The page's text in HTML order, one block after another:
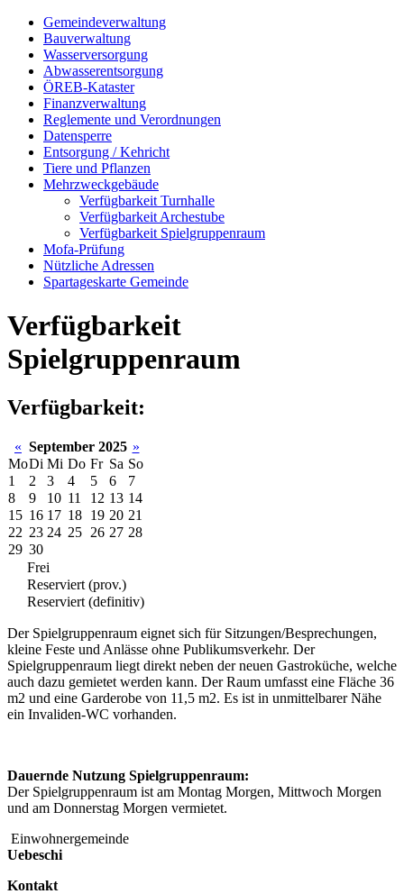
Gemeindeverwaltung
Bauverwaltung
Wasserversorgung
Abwasserentsorgung
ÖREB-Kataster
Finanzverwaltung
Reglemente und Verordnungen
Datensperre
Entsorgung / Kehricht
Tiere und Pflanzen
Mehrzweckgebäude
Verfügbarkeit Turnhalle
Verfügbarkeit Archestube
Verfügbarkeit Spielgruppenraum
Mofa-Prüfung
Nützliche Adressen
Spartageskarte Gemeinde
Verfügbarkeit
Spielgruppenraum
Verfügbarkeit:
« September 2025 »
MoDi Mi Do Fr Sa So
1
2 3 4 5 6
7
8
9 10 11 12 13 14
15 16 17 18 19 20 21
22 23 24 25 26 27 28
29 30
Frei
Reserviert (prov.)
Reserviert (definitiv)
Der Spielgruppenraum eignet sich für Sitzungen/Besprechungen,
kleine Feste und Anlässe ohne Publikumsverkehr. Der
Spielgruppenraum liegt direkt neben der neuen Gastroküche, welche
auch dazu gemietet werden kann. Der Raum umfasst eine Fläche 36
m2 und eine Garderobe von 11,5 m2. Es ist in unmittelbarer Nähe
ein Invaliden-WC vorhanden.
Dauernde Nutzung Spielgruppenraum:
Der Spielgruppenraum ist am Montag Morgen, Mittwoch Morgen
und am Donnerstag Morgen vermietet.
Einwohnergemeinde
Uebeschi
Kontakt